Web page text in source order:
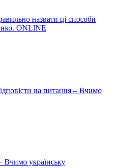
назвати ці способи
ONLINE
на питання – Вчимо
Вчимо українську